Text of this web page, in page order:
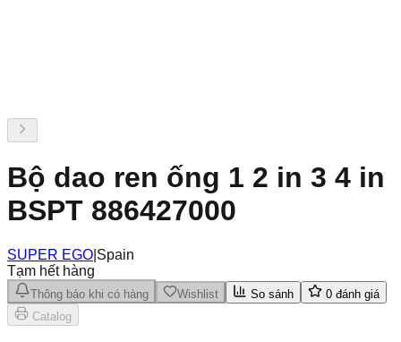
Bộ dao ren ống 1 2 in 3 4 in
BSPT 886427000
SUPER EGO Spain
Tạm hết hàng
Thông báo khi có hàng Wishlist So sánh 0 đánh giá
Catalog